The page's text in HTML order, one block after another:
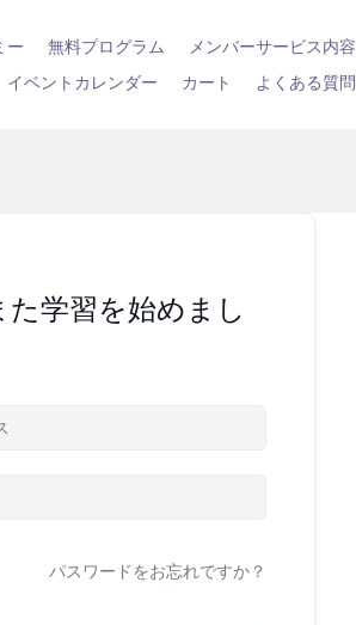
ー 無料プログラム
メンバーサービス内容
イベントカレンダー
カート よくある質問
学習を始めまし
パスワードをお忘れですか？